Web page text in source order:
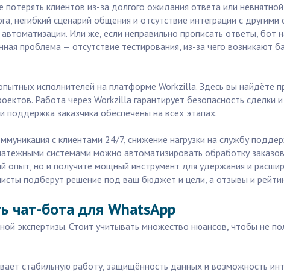
клиентов из-за долгого ожидания ответа или
негибкий сценарий общения и отсутствие интеграции с
Или же, если неправильно прописать ответы, бот
проблема — отсутствие тестирования, из-за чего возникают
исполнителей на платформе Workzilla. Здесь вы найдёте
Работа через Workzilla гарантирует безопасность сделки и
поддержка заказчика обеспечены на всех этапах.
с клиентами 24/7, снижение нагрузки на службу
системами можно автоматизировать обработку
опыт, но и получите мощный инструмент для удержания и
подберут решение под ваш бюджет и цели, а отзывы и
чат-бота для WhatsApp
экспертизы. Стоит учитывать множество нюансов, чтобы не
стабильную работу, защищённость данных и возможность